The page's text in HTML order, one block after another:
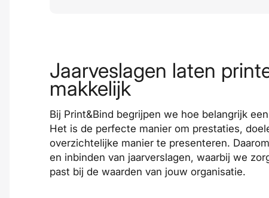
Jaarveslagen laten
makkelijk
Bij Print&Bind begrijpen we hoe belangrijk
Het is de perfecte manier om prestaties,
overzichtelijke manier te presenteren.
en inbinden van jaarverslagen, waarbij we
past bij de waarden van jouw organisatie.